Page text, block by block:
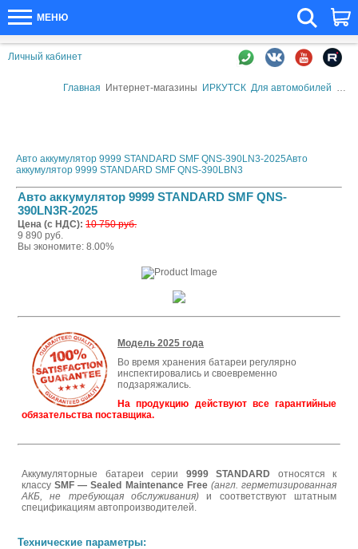
МЕНЮ
Личный кабинет
Главная Интернет-магазины ИРКУТСК Для автомобилей
Авто аккумулятор 9999 STANDARD SMF QNS-390LN3-2025Авто
аккумулятор 9999 STANDARD SMF QNS-390LBN3
Авто аккумулятор 9999 STANDARD SMF QNS-
390LN3R-2025
Цена (с НДС): 10 750 руб.
9 890 руб.
Вы экономите: 8.00%
Модель 2025 года
Во время хранения батареи регулярно
инспектировались и своевременно
подзаряжались.
На продукцию действуют все гарантийные
обязательства поставщика.
Аккумуляторные батареи серии 9999 STANDARD относятся к
классу SMF — Sealed Maintenance Free (англ. герметизированная
АКБ, не требующая обслуживания) и соответствуют штатным
спецификациям автопроизводителей.
Технические параметры: